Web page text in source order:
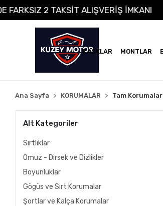
FARKSIZ 2 TAKSİT ALIŞVERİŞ İMKANI
KASKLAR MONTLAR
Ana Sayfa KORUMALAR Tam Korumalar
Alt Kategoriler
Sırtlıklar
Omuz - Dirsek ve Dizlikler
Boyunluklar
Gögüs ve Sırt Korumalar
Şortlar ve Kalça Korumalar